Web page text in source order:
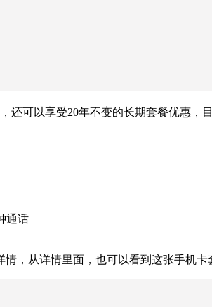
还可以享受20年不变的长期套餐优惠，
通话
，从详情里面，也可以看到这张手机